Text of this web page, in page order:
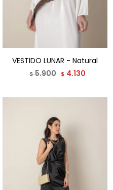
VESTIDO LUNAR - Natural
$5.900 $ 4.130